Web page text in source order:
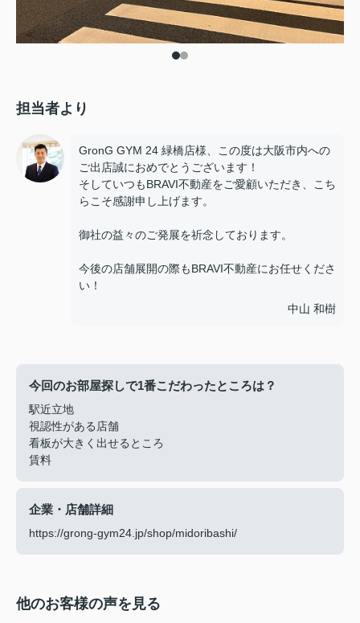
担当者より
GronG GYM 24 緑橋店様、この度は大阪市内への
ご出店誠におめでとうございます！
そしていつもBRAVI不動産をご愛顧いただき、こち
らこそ感謝申し上げます。
御社の益々のご発展を祈念しております。
今後の店舗展開の際もBRAVI不動産にお任せくださ
い！
中山 和樹
今回のお部屋探しで1番こだわったところは？
駅近立地
視認性がある店舗
看板が大きく出せるところ
賃料
企業・店舗詳細
https://grong-gym24.jp/shop/midoribashi/
他のお客様の声を見る